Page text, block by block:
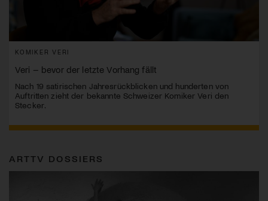
KOMIKER VERI
Veri – bevor der letzte Vorhang fällt
Nach 19 satirischen Jahresrückblicken und hunderten von
Auftritten zieht der bekannte Schweizer Komiker Veri den
Stecker.
ARTTV DOSSIERS